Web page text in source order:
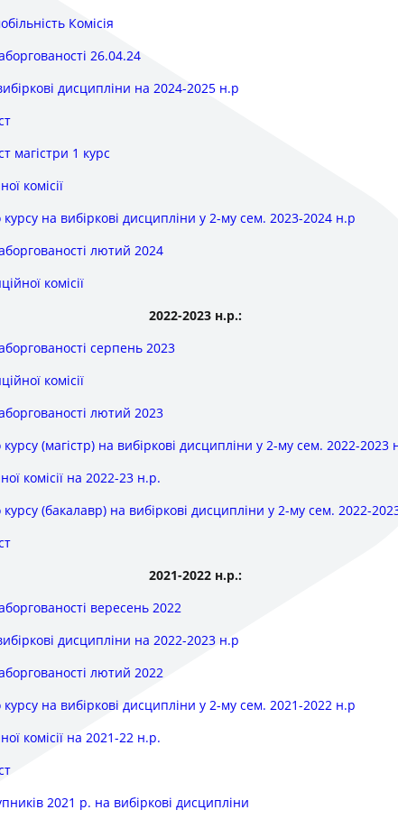
Комісія
26.04.24
дисципліни на 2024-2025 н.р
магістри 1 курс
комісії
курсу на вибіркові дисципліни у 2-му сем. 2023-2024 н.р
лютий 2024
комісії
2022-2023 н.р.:
серпень 2023
комісії
лютий 2023
(магістр) на вибіркові дисципліни у 2-му сем. 2022-2023
комісії на 2022-23 н.р.
курсу (бакалавр) на вибіркові дисципліни у 2-му сем. 2022-
2021-2022 н.р.:
вересень 2022
дисципліни на 2022-2023 н.р
лютий 2022
курсу на вибіркові дисципліни у 2-му сем. 2021-2022 н.р
комісії на 2021-22 н.р.
2021 р. на вибіркові дисципліни